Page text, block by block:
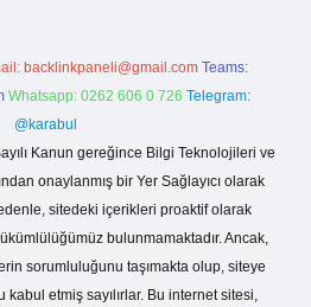
backlinkpaneli@gmail.com Teams:
Whatsapp: 0262 606 0 726 Telegram:
@karabul
Kanun gereğince Bilgi Teknolojileri ve
onaylanmış bir Yer Sağlayıcı olarak
sitedeki içerikleri proaktif olarak
bulunmamaktadır. Ancak,
sorumluluğunu taşımakta olup, siteye
etmiş sayılırlar. Bu internet sitesi,